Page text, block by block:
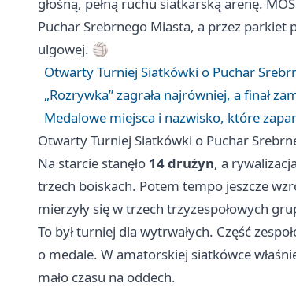
głośną, pełną ruchu siatkarską arenę.
Puchar Srebrnego Miasta, a przez parkiet
ulgowej. 🏐
Otwarty Turniej Siatkówki o Puchar
„Rozrywka” zagrała najrówniej, a finał
Medalowe miejsca i nazwisko, które
Otwarty Turniej Siatkówki o Puchar
Na starcie stanęło 14 drużyn, a
trzech boiskach. Potem tempo jeszcze
mierzyły się w trzech trzyzespołowych
To był turniej dla wytrwałych. Część
o medale. W amatorskiej siatkówce
mało czasu na oddech.